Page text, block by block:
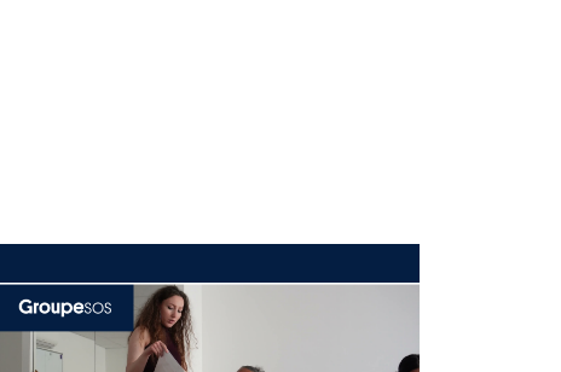
29 mai 2026